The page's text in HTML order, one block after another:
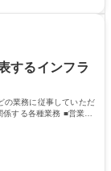
するインフラ
の業務に従事していただ
する各種業務 ■営業部